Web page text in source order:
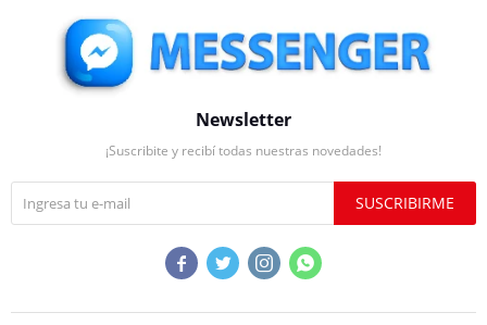
Newsletter
¡Suscribite y recibí todas nuestras novedades!
SUSCRIBIRME
   